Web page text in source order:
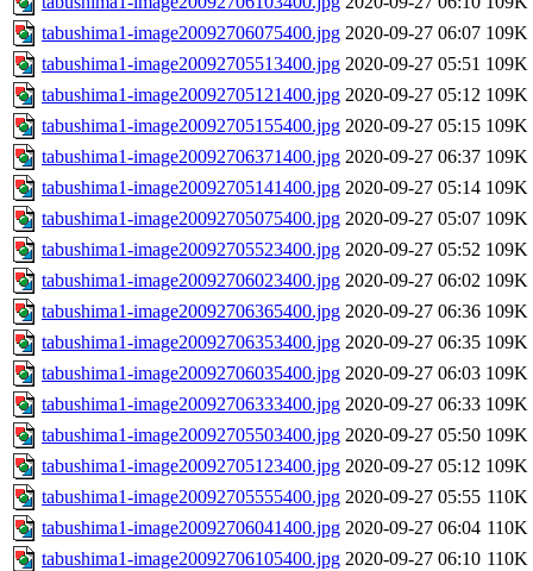
tabushima1-image20092706075400.jpg 2020-09-27 06:07 109K
tabushima1-image20092705513400.jpg 2020-09-27 05:51 109K
tabushima1-image20092705121400.jpg 2020-09-27 05:12 109K
tabushima1-image20092705155400.jpg 2020-09-27 05:15 109K
tabushima1-image20092706371400.jpg 2020-09-27 06:37 109K
tabushima1-image20092705141400.jpg 2020-09-27 05:14 109K
tabushima1-image20092705075400.jpg 2020-09-27 05:07 109K
tabushima1-image20092705523400.jpg 2020-09-27 05:52 109K
tabushima1-image20092706023400.jpg 2020-09-27 06:02 109K
tabushima1-image20092706365400.jpg 2020-09-27 06:36 109K
tabushima1-image20092706353400.jpg 2020-09-27 06:35 109K
tabushima1-image20092706035400.jpg 2020-09-27 06:03 109K
tabushima1-image20092706333400.jpg 2020-09-27 06:33 109K
tabushima1-image20092705503400.jpg 2020-09-27 05:50 109K
tabushima1-image20092705123400.jpg 2020-09-27 05:12 109K
tabushima1-image20092705555400.jpg 2020-09-27 05:55 110K
tabushima1-image20092706041400.jpg 2020-09-27 06:04 110K
tabushima1-image20092706105400.jpg 2020-09-27 06:10 110K